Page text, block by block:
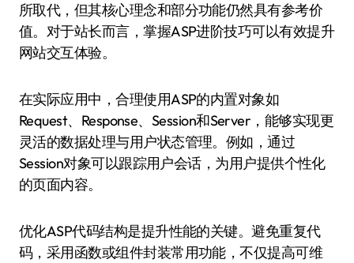
所取代，但其核心理念和部分功能仍然具有参考价
值。对于站长而言，掌握ASP进阶技巧可以有效提升
网站交互体验。
在实际应用中，合理使用ASP的内置对象如
Request、Response、Session和Server，能够实现更
灵活的数据处理与用户状态管理。例如，通过
Session对象可以跟踪用户会话，为用户提供个性化
的页面内容。
优化ASP代码结构是提升性能的关键。避免重复代
码，采用函数或组件封装常用功能，不仅提高可维